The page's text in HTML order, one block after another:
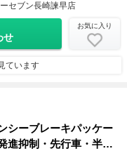
セブン長崎諫早店
せ
お気に入り
ています
ーブレーキパッケー
進抑制・先行車・半革